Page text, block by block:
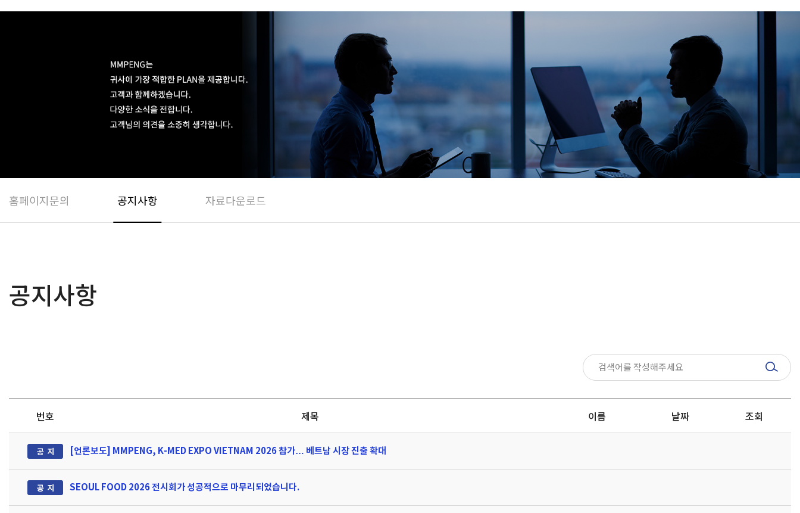
홈페이지문의 공지사항 자료다운로드
공지사항
번호 제목 이름 날짜 조회
[언론보도] MMPENG, K-MED EXPO VIETNAM 2026 참가… 베트남 시장 진출 확대
SEOUL FOOD 2026 전시회가 성공적으로 마무리되었습니다.